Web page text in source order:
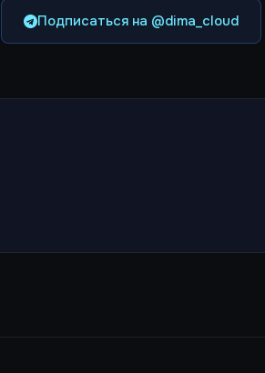
Подписаться на @dima_cloud